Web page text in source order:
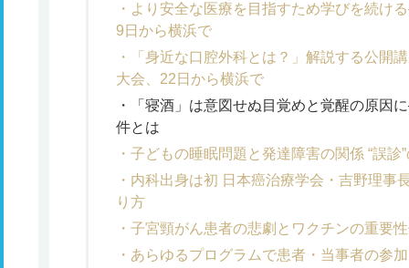
より安全な医療を目指すため学びを続け
9日から横浜で
「身近な口腔外科とは？」解説する公開
大会、22日から横浜で
「寝酒」は意図せぬ目覚めと覚醒の原因
件とは
子どもの睡眠問題と発達障害の関係 “誤診
内科出身は初 日本癌治療学会・吉野理
り方
子宮頸がん患者の悲劇とワクチンの重要
あらゆるプログラムで患者・当事者の参